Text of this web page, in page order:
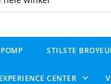
STILSTE
EXPERIENCE CENTER